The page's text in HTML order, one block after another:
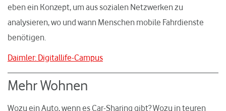
eben ein Konzept, um aus sozialen Netzwerken zu
analysieren, wo und wann Menschen mobile Fahrdienste
benötigen.
Daimler: Digitallife-Campus
Mehr Wohnen
Wozu ein Auto, wenn es Car-Sharing gibt? Wozu in teuren